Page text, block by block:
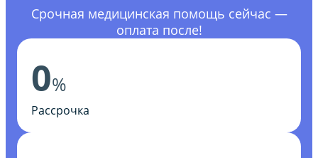
Срочная медицинская помощь сейчас —
оплата после!
0%
Рассрочка